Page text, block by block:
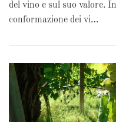
del vino e sul suo valore.
conformazione dei vi…